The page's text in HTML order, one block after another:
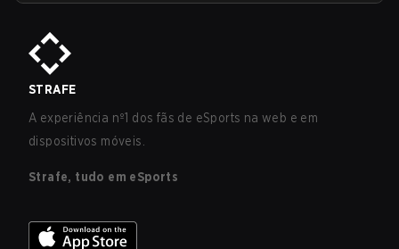
STRAFE
A experiência nº1 dos fãs de eSports na web e em
dispositivos móveis.
Strafe, tudo em eSports